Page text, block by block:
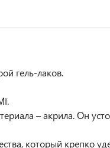
гель-лаков.
– акрила. Он
который крепко